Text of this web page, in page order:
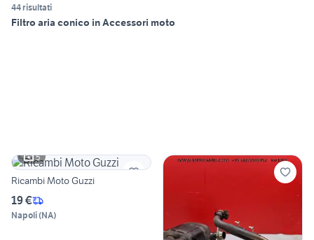
44 risultati
Filtro aria conico in Accessori moto
5
Ricambi Moto Guzzi
19 €
Napoli(NA)